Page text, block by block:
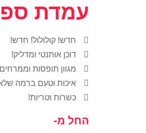
עמדת
חדש! קולולול! חדש!
דוכן אותנטי ומדליק!
מגוון תופסות וממרחים
איכות וטעם ברמה
כשרות וטריות!
החל מ-